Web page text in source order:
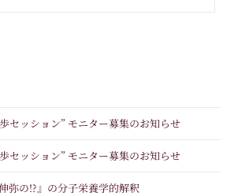
セッション” モニター募集のお知らせ
セッション” モニター募集のお知らせ
弥の!?』の分子栄養学的解釈